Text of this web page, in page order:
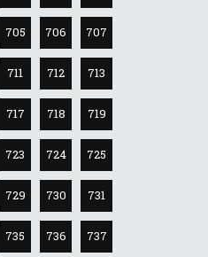
705 706 707
711 712 713
717 718 719
723 724 725
729 730 731
735 736 737